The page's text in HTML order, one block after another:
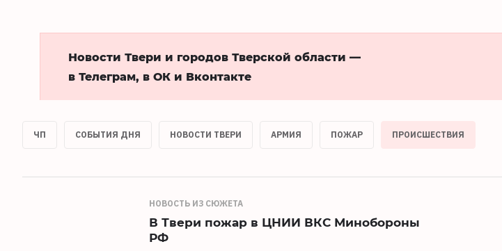
Новости Твери и городов Тверской области —
в Телеграм, в ОК и Вконтакте
ЧП СОБЫТИЯ ДНЯ НОВОСТИ ТВЕРИ АРМИЯ ПОЖАР ПРОИСШЕСТВИЯ
НОВОСТЬ ИЗ СЮЖЕТА
В Твери пожар в ЦНИИ ВКС Минобороны
РФ